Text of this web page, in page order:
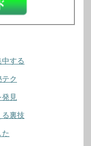
する
ク
見
裏技